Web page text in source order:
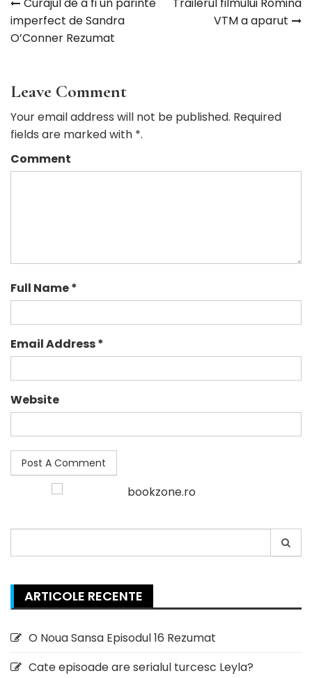
Navigare
în
Curajul de a fi un parinte
imperfect de Sandra
O’Conner Rezumat
Trailerul filmului Romina
VTM a aparut
Leave Comment
Your email address will not be published. Required
fields are marked with *.
Comment
Full Name *
Email Address *
Website
for:
ARTICOLE RECENTE
O Noua Sansa Episodul 16 Rezumat
Cate episoade are serialul turcesc Leyla?